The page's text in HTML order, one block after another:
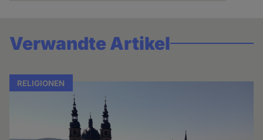
Verwandte Artikel
RELIGIONEN